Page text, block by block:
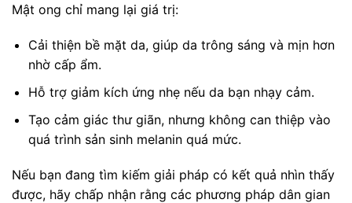
Mật ong chỉ mang lại giá trị:
Cải thiện bề mặt da, giúp da trông sáng và mịn hơn
nhờ cấp ẩm.
Hỗ trợ giảm kích ứng nhẹ nếu da bạn nhạy cảm.
Tạo cảm giác thư giãn, nhưng không can thiệp vào
quá trình sản sinh melanin quá mức.
Nếu bạn đang tìm kiếm giải pháp có kết quả nhìn thấy
được, hãy chấp nhận rằng các phương pháp dân gian